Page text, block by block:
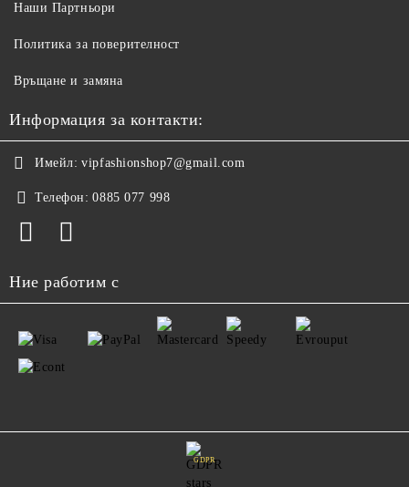
Наши Партньори
Политика за поверителност
Връщане и замяна
Информация за контакти:
Имейл: vipfashionshop7@gmail.com
Телефон: 0885 077 998
Ние работим с
GDPR